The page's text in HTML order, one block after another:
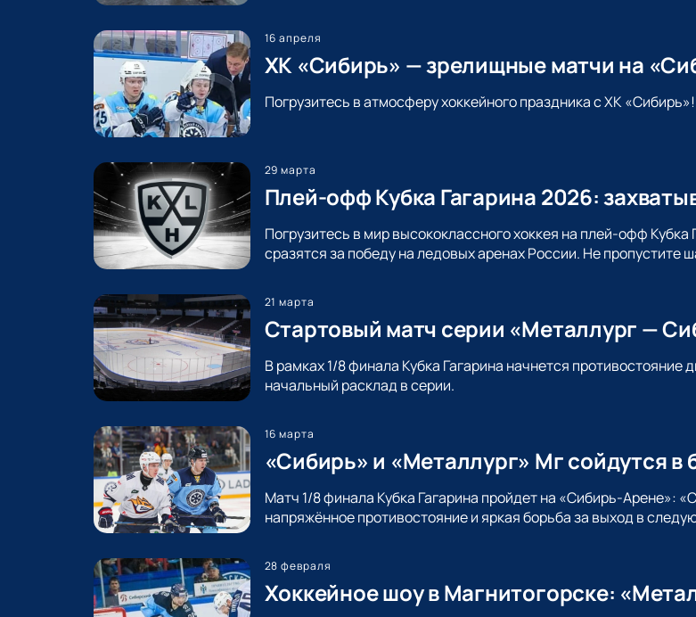
16 апреля
ХК «Сибирь» — зрелищные матчи на
Погрузитесь в атмосферу хоккейного праздника с ХК
29 марта
Плей-офф Кубка Гагарина 2026:
Погрузитесь в мир высококлассного хоккея на плей-офф
сразятся за победу на ледовых аренах России. Не пропустите
21 марта
Стартовый матч серии «Металлург —
В рамках 1/8 финала Кубка Гагарина начнется
начальный расклад в серии.
16 марта
«Сибирь» и «Металлург» Мг сойдутся
Матч 1/8 финала Кубка Гагарина пройдет на «Сибирь-Арене»:
напряжённое противостояние и яркая борьба за выход в
28 февраля
Хоккейное шоу в Магнитогорске: